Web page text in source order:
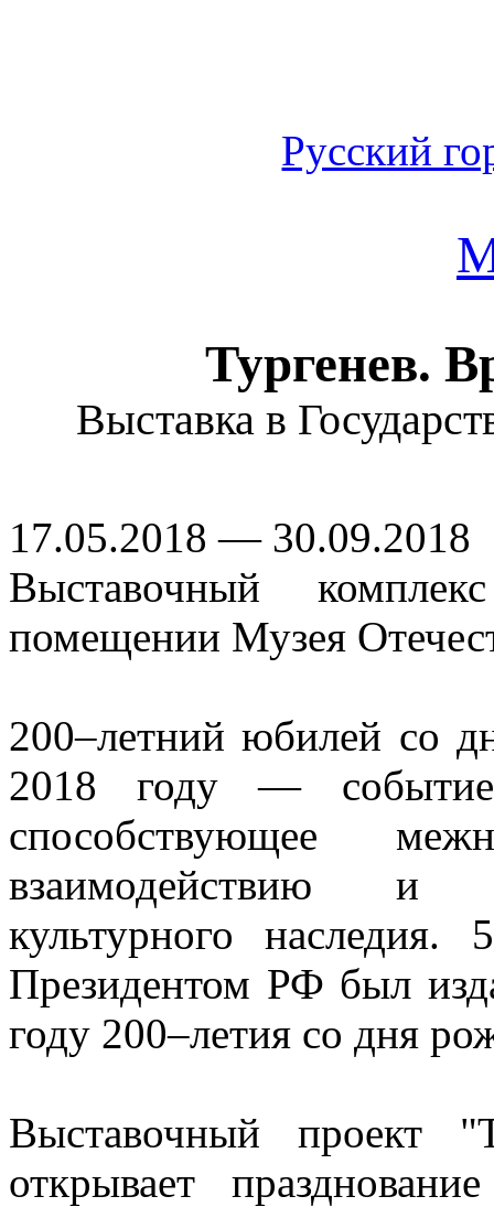
Русский
Тургенев.
Выставка в
17.05.2018 — 30.09.2018
Выставочный
помещении Музея
200–летний юбилей со
2018 году — событие
способствующее
взаимодействию и
культурного
Президентом РФ был
году 200–летия со дня
Выставочный проект
открывает